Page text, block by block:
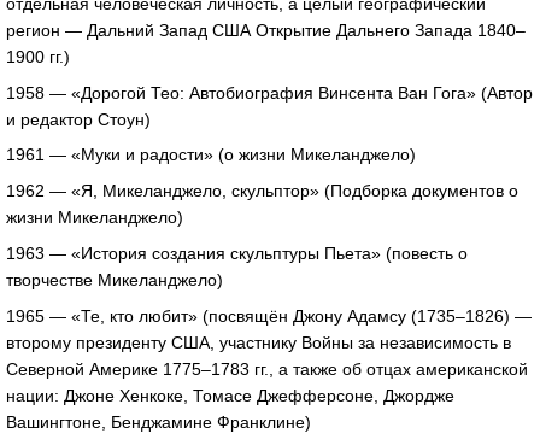
регион — Дальний Запад США Открытие Дальнего Запада 1840–
1900 гг.)
1958 — «Дорогой Тео: Автобиография Винсента Ван Гога» (Автор
и редактор Стоун)
1961 — «Муки и радости» (о жизни Микеланджело)
1962 — «Я, Микеланджело, скульптор» (Подборка документов о
жизни Микеланджело)
1963 — «История создания скульптуры Пьета» (повесть о
творчестве Микеланджело)
1965 — «Те, кто любит» (посвящён Джону Адамсу (1735–1826) —
второму президенту США, участнику Войны за независимость в
Северной Америке 1775–1783 гг., а также об отцах американской
нации: Джоне Хенкоке, Томасе Джефферсоне, Джордже
Вашингтоне, Бенджамине Франклине)